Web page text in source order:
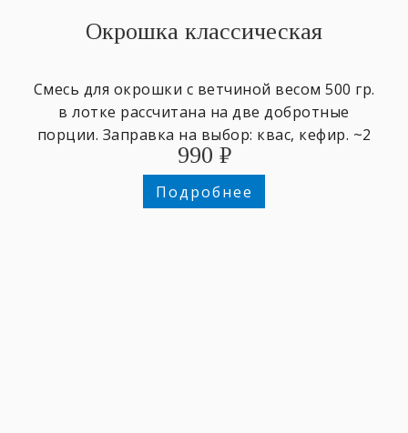
Окрошка классическая
Смесь для окрошки с ветчиной весом ​500 гр.
в лотке ​рассчитана на две добротные
порции. Заправка на выбор: квас, кефир. ~2
персоны.
990 ₽
Подробнее